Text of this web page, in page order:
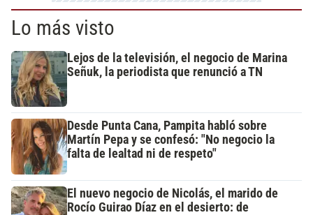
Lo más visto
Lejos de la televisión, el negocio de Marina
Señuk, la periodista que renunció a TN
Desde Punta Cana, Pampita habló sobre
Martín Pepa y se confesó: "No negocio la
falta de lealtad ni de respeto"
El nuevo negocio de Nicolás, el marido de
Rocío Guirao Díaz en el desierto: de